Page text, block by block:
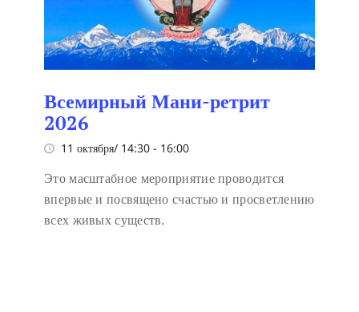
Всемирный Мани-ретрит
2026
11 октября/ 14:30 - 16:00
Это масштабное мероприятие проводится
впервые и посвящено счастью и просветлению
всех живых существ.